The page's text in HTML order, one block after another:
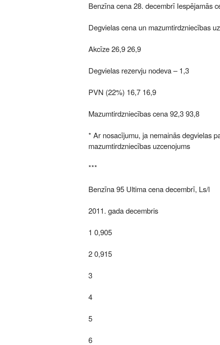
Benzīna cena 28. decembrī Iespējamās
Degvielas cena un mazumtirdzniecības
Akcīze 26,9 26,9
Degvielas rezervju nodeva – 1,3
PVN (22%) 16,7 16,9
Mazumtirdzniecības cena 92,3 93,8
* Ar nosacījumu, ja nemainās degvielas
mazumtirdzniecības uzcenojums
***
Benzīna 95 Ultima cena decembrī, Ls/l
2011. gada decembris
1 0,905
2 0,915
3
4
5
6